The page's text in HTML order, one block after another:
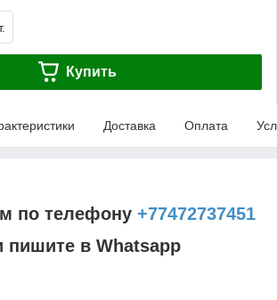
Купить
Доставка Оплата
по телефону +77472737451
пишите в Whatsapp